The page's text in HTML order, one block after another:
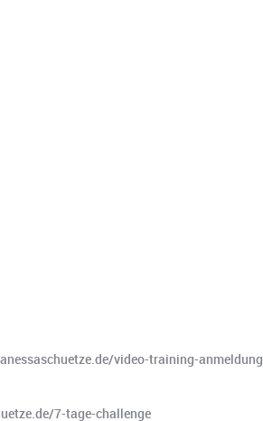
video-training-anmeldung
7-tage-challenge